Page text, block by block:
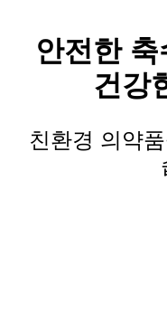
안전한 축
건강
친환경 의약